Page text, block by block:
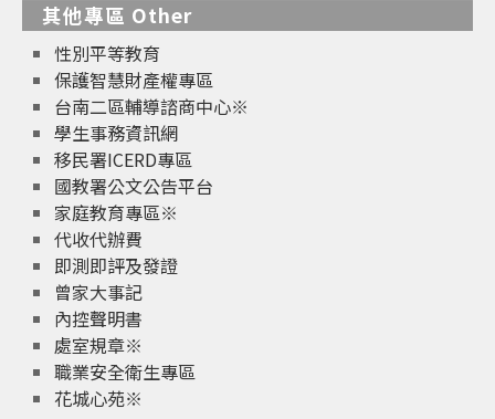
其他專區 Other
性別平等教育
保護智慧財產權專區
台南二區輔導諮商中心※
學生事務資訊網
移民署ICERD專區
國教署公文公告平台
家庭教育專區※
代收代辦費
即測即評及發證
曾家大事記
內控聲明書
處室規章※
職業安全衛生專區
花城心苑※